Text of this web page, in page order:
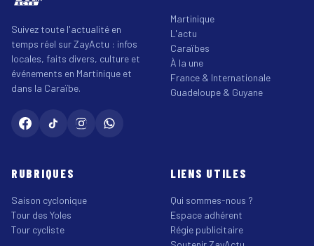
Suivez toute l'actualité en
temps réel sur ZayActu : infos
locales, faits divers, culture et
événements en Martinique et
dans la Caraïbe.
Martinique
L'actu
Caraïbes
À la une
France & Internationale
Guadeloupe & Guyane
RUBRIQUES
Saison cyclonique
Tour des Yoles
Tour cycliste
LIENS UTILES
Qui sommes-nous ?
Espace adhérent
Régie publicitaire